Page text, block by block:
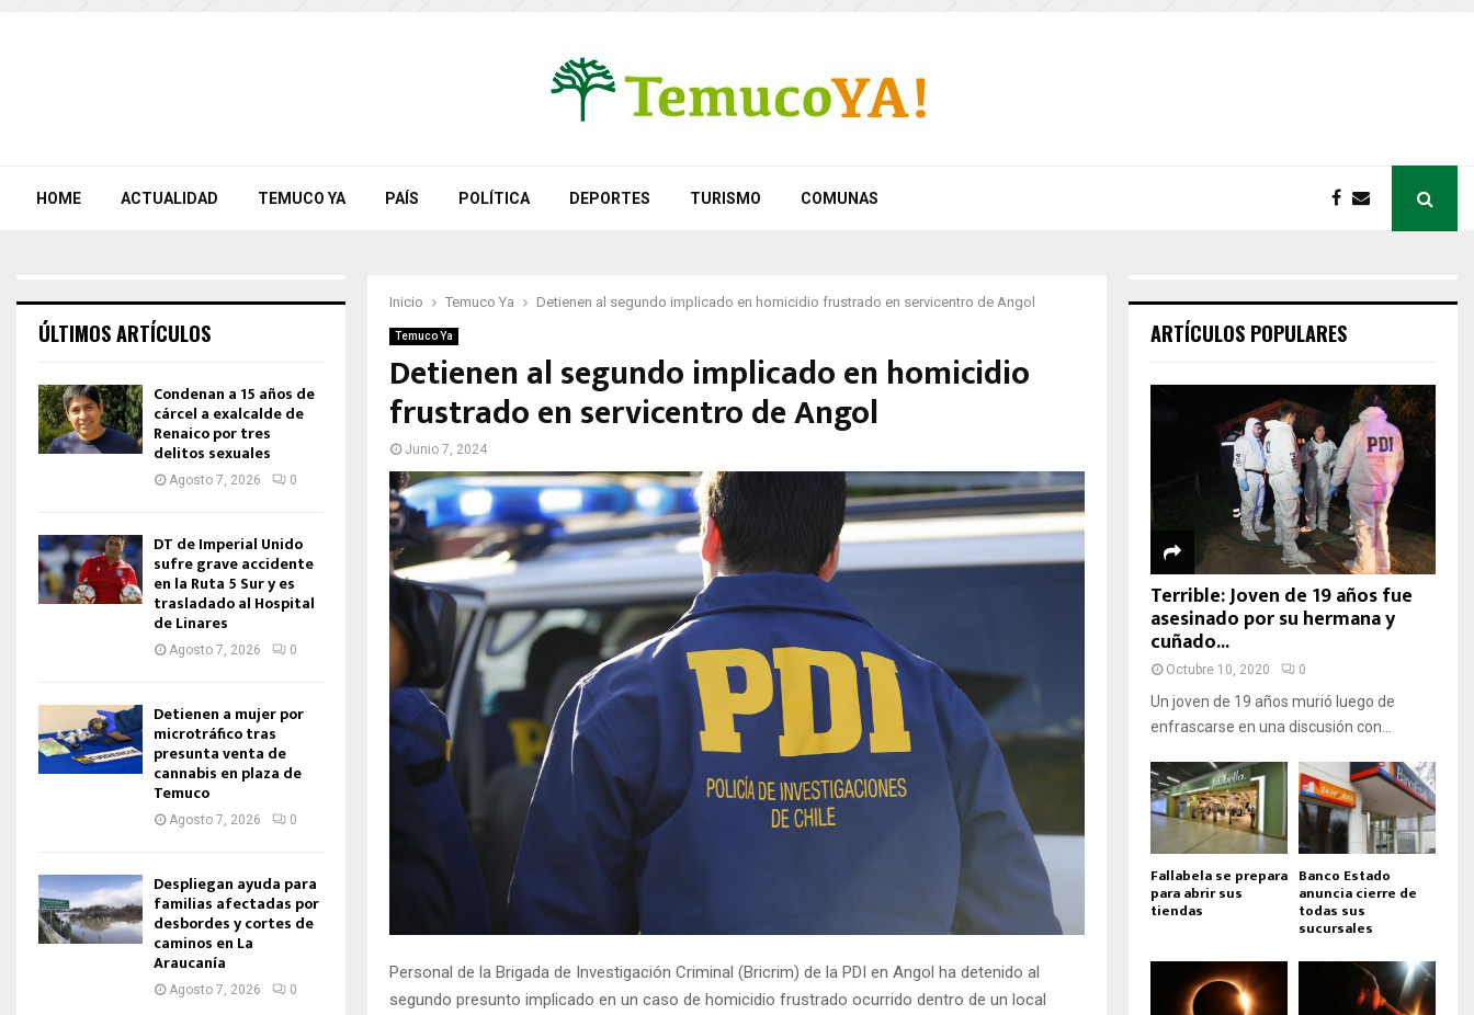
HOME ACTUALIDAD TEMUCO YA PAÍS POLÍTICA DEPORTES TURISMO COMUNAS
Inicio Temuco Ya Detienen al segundo implicado en homicidio frustrado en servicentro de Angol
Temuco Ya
Detienen al segundo implicado en homicidio
frustrado en servicentro de Angol
Junio 7, 2024
Personal de la Brigada de Investigación Criminal (Bricrim) de la PDI en Angol ha detenido al
segundo presunto implicado en un caso de homicidio frustrado ocurrido dentro de un local
ÚLTIMOS ARTÍCULOS
Condenan a 15 años de
cárcel a exalcalde de
Renaico por tres
delitos sexuales
Agosto 7, 2026 0
DT de Imperial Unido
sufre grave accidente
en la Ruta 5 Sur y es
trasladado al Hospital
de Linares
Agosto 7, 2026 0
Detienen a mujer por
microtráfico tras
presunta venta de
cannabis en plaza de
Temuco
Agosto 7, 2026 0
Despliegan ayuda para
familias afectadas por
desbordes y cortes de
caminos en La
Araucanía
Agosto 7, 2026 0
ARTÍCULOS POPULARES
Terrible: Joven de 19 años fue
asesinado por su hermana y
cuñado...
Octubre 10, 2020 0
Un joven de 19 años murió luego de
enfrascarse en una discusión con...
Fallabela se prepara
para abrir sus
tiendas
Banco Estado
anuncia cierre de
todas sus
sucursales